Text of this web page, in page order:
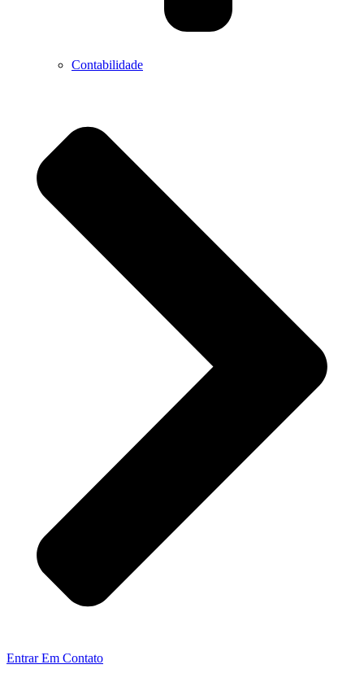
Contabilidade
Entrar Em Contato